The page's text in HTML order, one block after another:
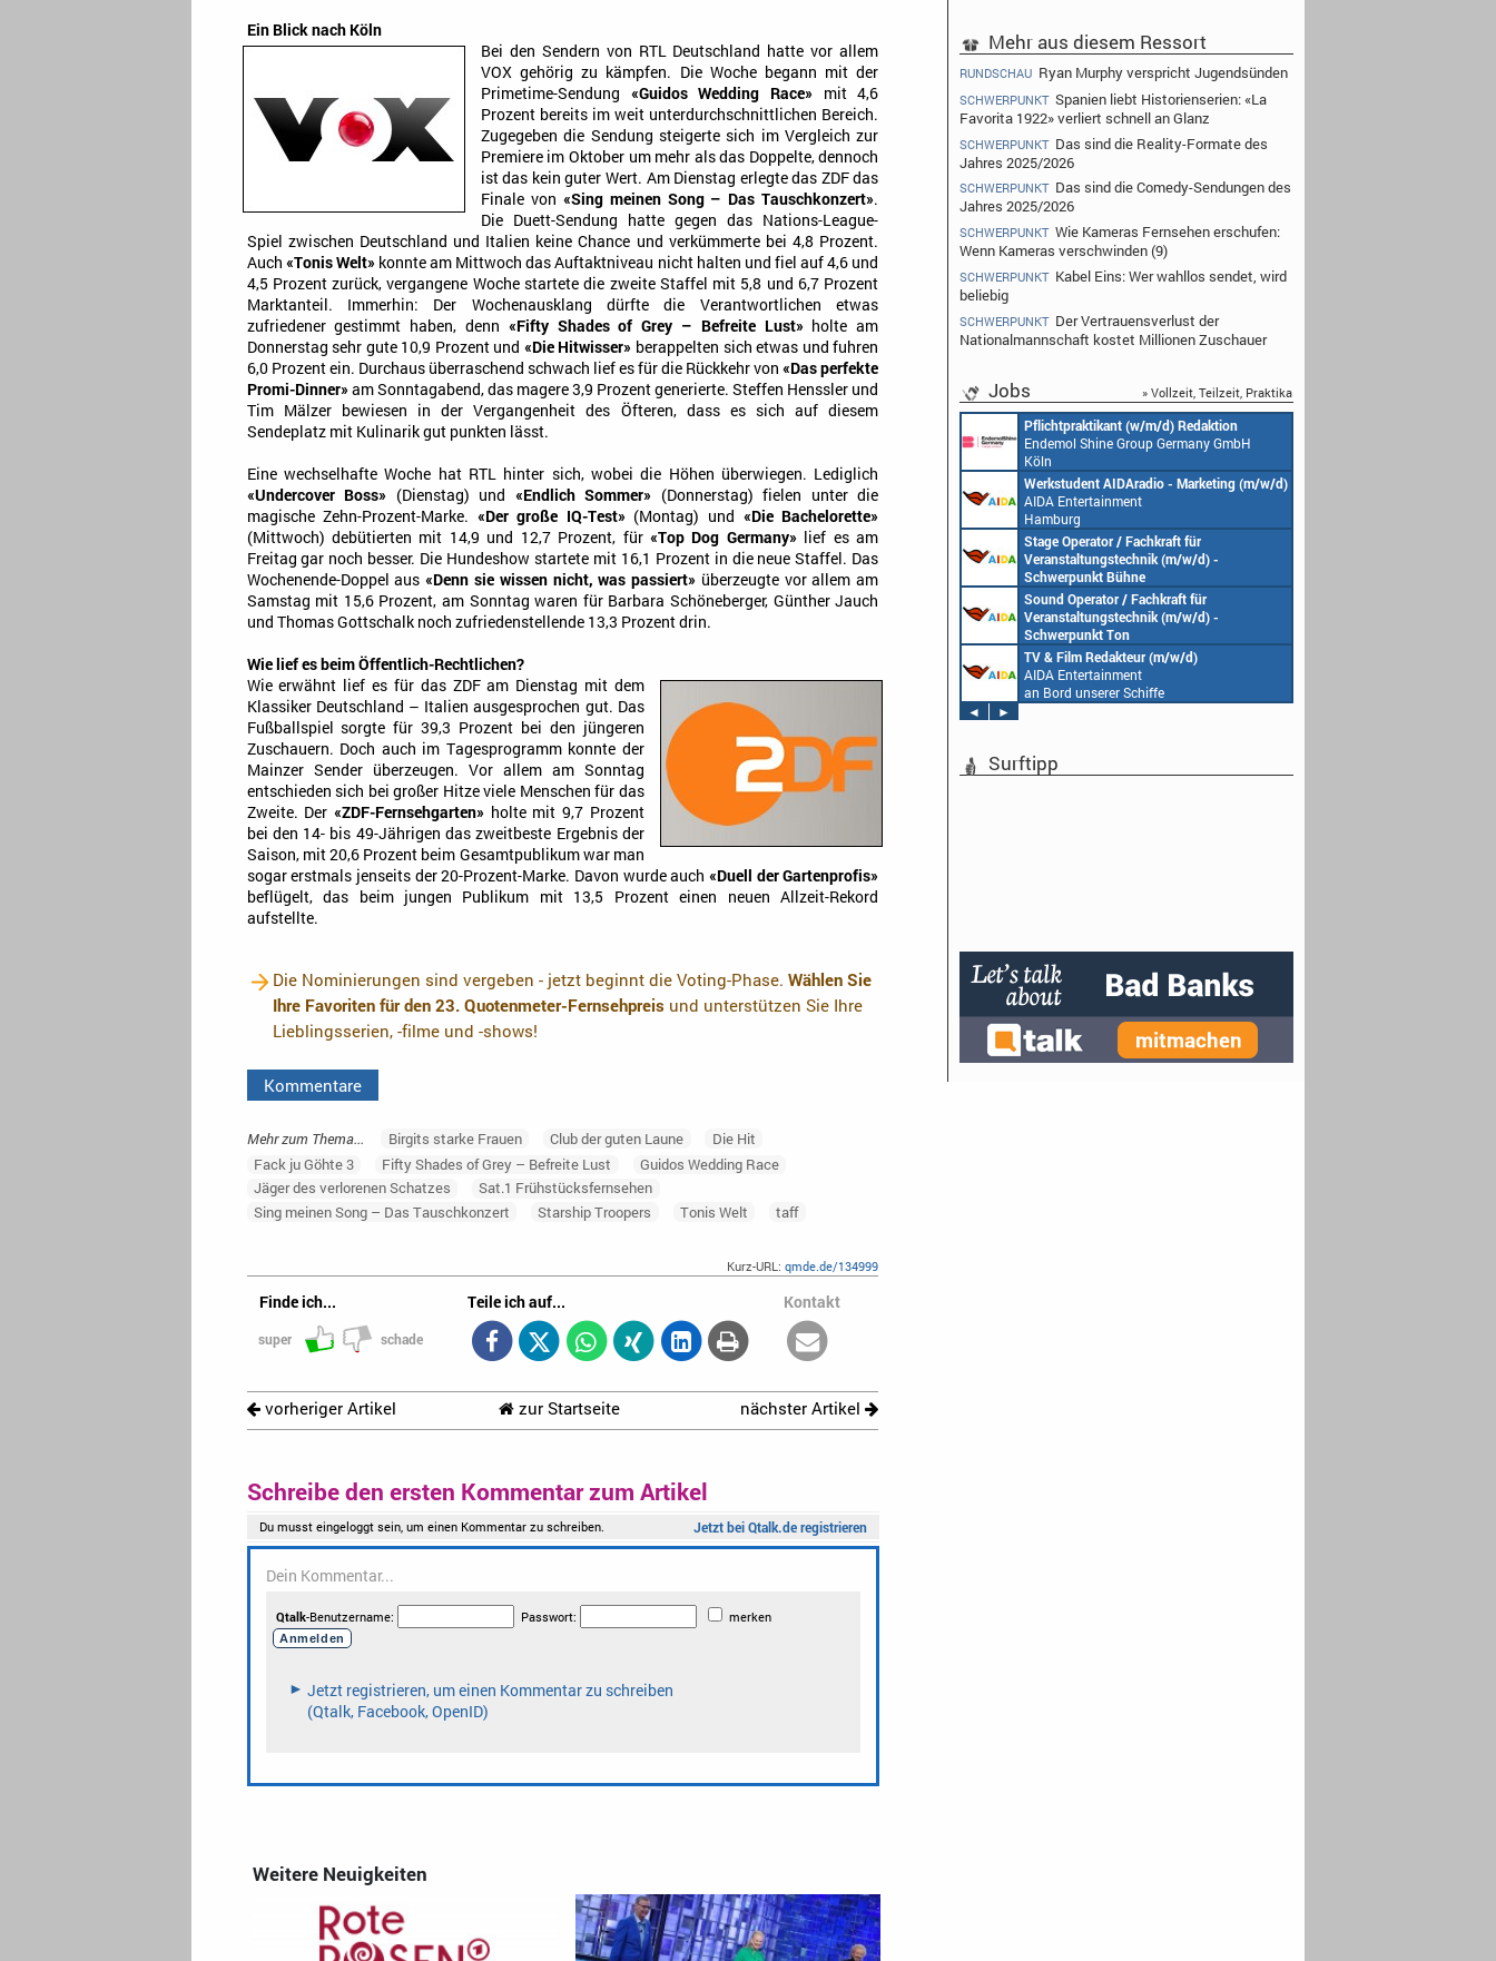
Ein Blick nach Köln
Bei den Sendern von RTL Deutschland hatte vor allem
VOX gehörig zu kämpfen. Die Woche begann mit der
Primetime-Sendung «Guidos Wedding Race» mit 4,6
Prozent bereits im weit unterdurchschnittlichen Bereich.
Zugegeben die Sendung steigerte sich im Vergleich zur
Premiere im Oktober um mehr als das Doppelte, dennoch
ist das kein guter Wert. Am Dienstag erlegte das ZDF das
Finale von «Sing meinen Song – Das Tauschkonzert».
Die Duett-Sendung hatte gegen das Nations-League-
Spiel zwischen Deutschland und Italien keine Chance und verkümmerte bei 4,8 Prozent.
Auch «Tonis Welt» konnte am Mittwoch das Auftaktniveau nicht halten und fiel auf 4,6 und
4,5 Prozent zurück, vergangene Woche startete die zweite Staffel mit 5,8 und 6,7 Prozent
Marktanteil. Immerhin: Der Wochenausklang dürfte die Verantwortlichen etwas
zufriedener gestimmt haben, denn «Fifty Shades of Grey – Befreite Lust» holte am
Donnerstag sehr gute 10,9 Prozent und «Die Hitwisser» berappelten sich etwas und fuhren
6,0 Prozent ein. Durchaus überraschend schwach lief es für die Rückkehr von«Das perfekte
Promi-Dinner» am Sonntagabend, das magere 3,9 Prozent generierte. Steffen Henssler und
Tim Mälzer bewiesen in der Vergangenheit des Öfteren, dass es sich auf diesem
Sendeplatz mit Kulinarik gut punkten lässt.
Eine wechselhafte Woche hat RTL hinter sich, wobei die Höhen überwiegen. Lediglich
«Undercover Boss» (Dienstag) und «Endlich Sommer» (Donnerstag) fielen unter die
magische Zehn-Prozent-Marke. «Der große IQ-Test» (Montag) und «Die Bachelorette»
(Mittwoch) debütierten mit 14,9 und 12,7 Prozent, für«Top Dog Germany» lief es am
Freitag gar noch besser. Die Hundeshow startete mit 16,1 Prozent in die neue Staffel. Das
Wochenende-Doppel aus«Denn sie wissen nicht, was passiert» überzeugte vor allem am
Samstag mit 15,6 Prozent, am Sonntag waren für Barbara Schöneberger, Günther Jauch
und Thomas Gottschalk noch zufriedenstellende 13,3 Prozent drin.
Wie lief es beim Öffentlich-Rechtlichen?
Wie erwähnt lief es für das ZDF am Dienstag mit dem
Klassiker Deutschland – Italien ausgesprochen gut. Das
Fußballspiel sorgte für 39,3 Prozent bei den jüngeren
Zuschauern. Doch auch im Tagesprogramm konnte der
Mainzer Sender überzeugen. Vor allem am Sonntag
entschieden sich bei großer Hitze viele Menschen für das
Zweite. Der«ZDF-Fernsehgarten» holte mit 9,7 Prozent
bei den 14- bis 49-Jährigen das zweitbeste Ergebnis der
Saison, mit 20,6 Prozent beim Gesamtpublikum war man
sogar erstmals jenseits der 20-Prozent-Marke. Davon wurde auch «Duell der Gartenprofis»
beflügelt, das beim jungen Publikum mit 13,5 Prozent einen neuen Allzeit-Rekord
aufstellte.
Die Nominierungen sind vergeben - jetzt beginnt die Voting-Phase. Wählen Sie
Ihre Favoriten für den 23. Quotenmeter-Fernsehpreisund unterstützen Sie Ihre
Lieblingsserien, -filme und -shows!
Kommentare
Mehr zum Thema... Birgits starke Frauen Club der guten Laune
Die Hit
Fack ju Göhte 3
Fifty Shades of Grey – Befreite Lust
Guidos Wedding Race
Jäger des verlorenen Schatzes
Sat.1 Frühstücksfernsehen
Sing meinen Song – Das Tauschkonzert
Starship Troopers Tonis Welt taff
Kurz-URL:qmde.de/134999
Finde ich...
super schade
Teile ich auf... Kontakt
vorheriger Artikel zur Startseite nächster Artikel
Schreibe den ersten Kommentar zum Artikel
Weitere Neuigkeiten
Mehr aus diesem Ressort
RUNDSCHAU Ryan Murphy verspricht Jugendsünden
SCHWERPUNKT Spanien liebt Historienserien: «La
Favorita 1922» verliert schnell an Glanz
SCHWERPUNKT Das sind die Reality-Formate des
Jahres 2025/2026
SCHWERPUNKT Das sind die Comedy-Sendungen des
Jahres 2025/2026
SCHWERPUNKT Wie Kameras Fernsehen erschufen:
Wenn Kameras verschwinden (9)
SCHWERPUNKT Kabel Eins: Wer wahllos sendet, wird
beliebig
SCHWERPUNKT Der Vertrauensverlust der
Nationalmannschaft kostet Millionen Zuschauer
Jobs » Vollzeit, Teilzeit, Praktika
Pflichtpraktikant (w/m/d) Redaktion
Endemol Shine Group Germany GmbH
Köln
Werkstudent AIDAradio - Marketing (m/w/d)
AIDA Entertainment
Hamburg
Stage Operator / Fachkraft für
Veranstaltungstechnik (m/w/d) -
Schwerpunkt Bühne
AIDA Entertainment
an Bord unserer Schiffe
Sound Operator / Fachkraft für
Veranstaltungstechnik (m/w/d) -
Schwerpunkt Ton
AIDA Entertainment
an Bord unserer Schiffe
TV & Film Redakteur (m/w/d)
AIDA Entertainment
an Bord unserer Schiffe
◄
►
Surftipp